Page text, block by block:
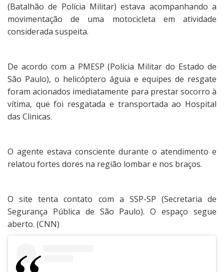
(Batalhão de Polícia Militar) estava acompanhando a
movimentação de uma motocicleta em atividade
considerada suspeita.
De acordo com a PMESP (Polícia Militar do Estado de
São Paulo), o helicóptero águia e equipes de resgate
foram acionados imediatamente para prestar socorro à
vítima, que foi resgatada e transportada ao Hospital
das Clinicas.
O agente estava consciente durante o atendimento e
relatou fortes dores na região lombar e nos braços.
O site tenta contato com a SSP-SP (Secretaria de
Segurança Pública de São Paulo). O espaço segue
aberto. (CNN)